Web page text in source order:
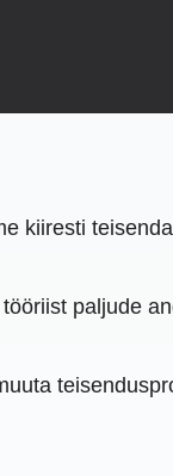
kiiresti
paljude